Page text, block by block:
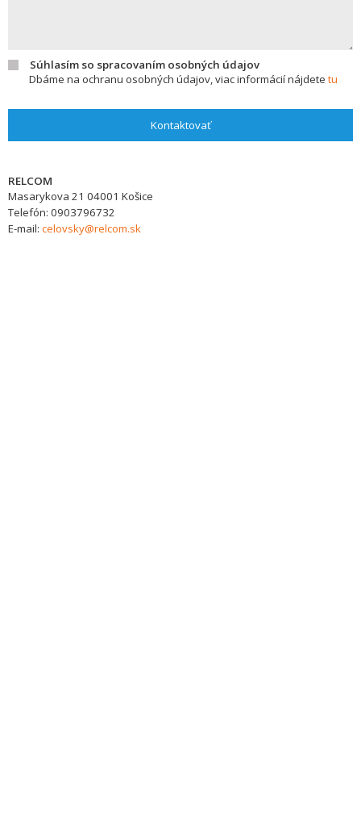
Súhlasím so spracovaním osobných údajov
Dbáme na ochranu osobných údajov, viac informácií nájdete tu
Kontaktovať
RELCOM
Masarykova 21 04001 Košice
Telefón: 0903796732
E-mail: celovsky@relcom.sk